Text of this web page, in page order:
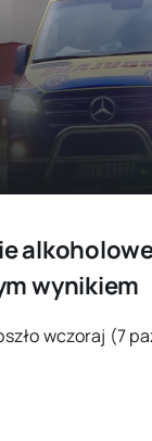
wynikiem
wczoraj (7